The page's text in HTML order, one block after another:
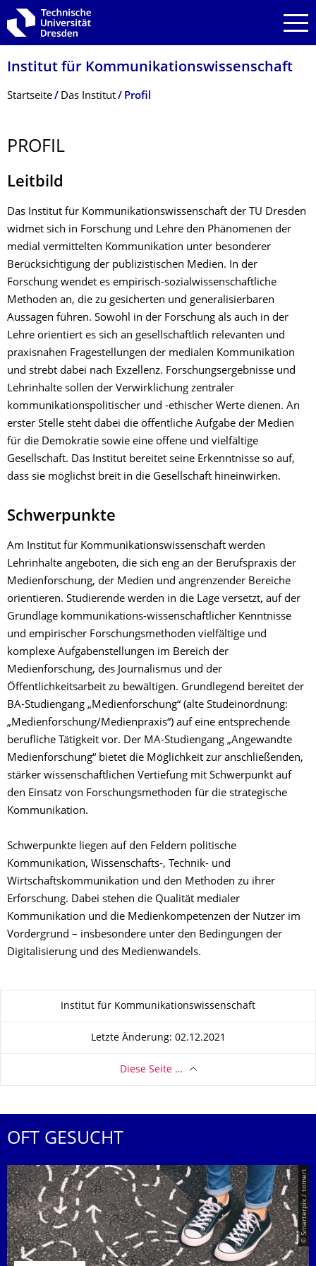
Zur Hauptnavigation springen
Zur Suche springen
Zum Inhalt springen
Institut für Kommunikationswis­senschaft
Breadcrumb-Menü
Startseite Das Institut Profil
PROFIL
Leitbild
Das Institut für Kommunikationswissenschaft der TU Dresden
widmet sich in Forschung und Lehre den Phänomenen der
medial vermittelten Kommunikation unter besonderer
Berücksichtigung der publizistischen Medien. In der
Forschung wendet es empirisch-sozialwissenschaftliche
Methoden an, die zu gesicherten und generalisierbaren
Aussagen führen. Sowohl in der Forschung als auch in der
Lehre orientiert es sich an gesellschaftlich relevanten und
praxisnahen Fragestellungen der medialen Kommunikation
und strebt dabei nach Exzellenz. Forschungsergebnisse und
Lehrinhalte sollen der Verwirklichung zentraler
kommunikationspolitischer und -ethischer Werte dienen. An
erster Stelle steht dabei die öffentliche Aufgabe der Medien
für die Demokratie sowie eine offene und vielfältige
Gesellschaft. Das Institut bereitet seine Erkenntnisse so auf,
dass sie möglichst breit in die Gesellschaft hineinwirken.
Schwerpunkte
Am Institut für Kommunikationswissenschaft werden
Lehrinhalte angeboten, die sich eng an der Berufspraxis der
Medienforschung, der Medien und angrenzender Bereiche
orientieren. Studierende werden in die Lage versetzt, auf der
Grundlage kommunikations-wissenschaftlicher Kenntnisse
und empirischer Forschungsmethoden vielfältige und
komplexe Aufgabenstellungen im Bereich der
Medienforschung, des Journalismus und der
Öffentlichkeitsarbeit zu bewältigen. Grundlegend bereitet der
BA-Studiengang „Medienforschung“ (alte Studeinordnung:
„Medienforschung/Medienpraxis“) auf eine entsprechende
berufliche Tätigkeit vor. Der MA-Studiengang „Angewandte
Medienforschung“ bietet die Möglichkeit zur anschließenden,
stärker wissenschaftlichen Vertiefung mit Schwerpunkt auf
den Einsatz von Forschungsmethoden für die strategische
Kommunikation.
Schwerpunkte liegen auf den Feldern politische
Kommunikation, Wissenschafts-, Technik- und
Wirtschaftskommunikation und den Methoden zu ihrer
Erforschung. Dabei stehen die Qualität medialer
Kommunikation und die Medienkompetenzen der Nutzer im
Vordergrund – insbesondere unter den Bedingungen der
Digitalisierung und des Medienwandels.
Zu dieser SeiteInstitut für Kommunikationswissenschaft
Letzte Änderung: 02.12.2021
Diese Seite …
OFT GESUCHT
© Smarterpix / tomert